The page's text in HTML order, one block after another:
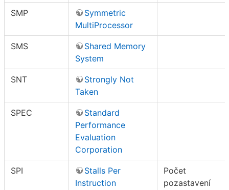
SMP
Symmetric
MultiProcessor
SMS
Shared Memory
System
SNT
Strongly Not
Taken
SPEC
Standard
Performance
Evaluation
Corporation
SPI
Stalls Per
Instruction
Počet
pozastavení